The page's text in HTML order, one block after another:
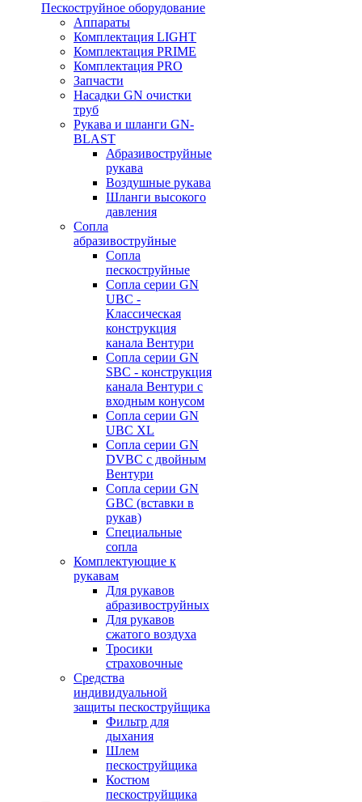
Пескоструйное оборудование
Аппараты
Комплектация LIGHT
Комплектация PRIME
Комплектация PRO
Запчасти
Насадки GN очистки
труб
Рукава и шланги GN-
BLAST
Абразивоструйные
рукава
Воздушные рукава
Шланги высокого
давления
Сопла
абразивоструйные
Сопла
пескоструйные
Сопла серии GN
UBC -
Классическая
конструкция
канала Вентури
Сопла серии GN
SBC - конструкция
канала Вентури c
входным конусом
Сопла серии GN
UBC XL
Сопла серии GN
DVBC с двойным
Вентури
Сопла серии GN
GBC (вставки в
рукав)
Специальные
сопла
Комплектующие к
рукавам
Для рукавов
абразивоструйных
Для рукавов
сжатого воздуха
Тросики
страховочные
Средства
индивидуальной
защиты пескоструйщика
Фильтр для
дыхания
Шлем
пескоструйщика
Костюм
пескоструйщика